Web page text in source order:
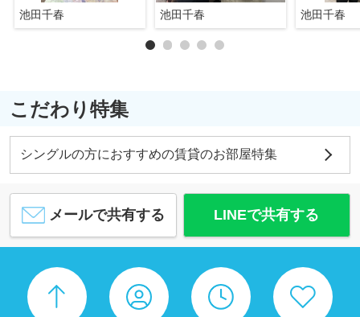
池田千春 池田千春 池田千春
こだわり特集
シングルの方におすすめの賃貸のお部屋特集
メールで共有する LINEで共有する